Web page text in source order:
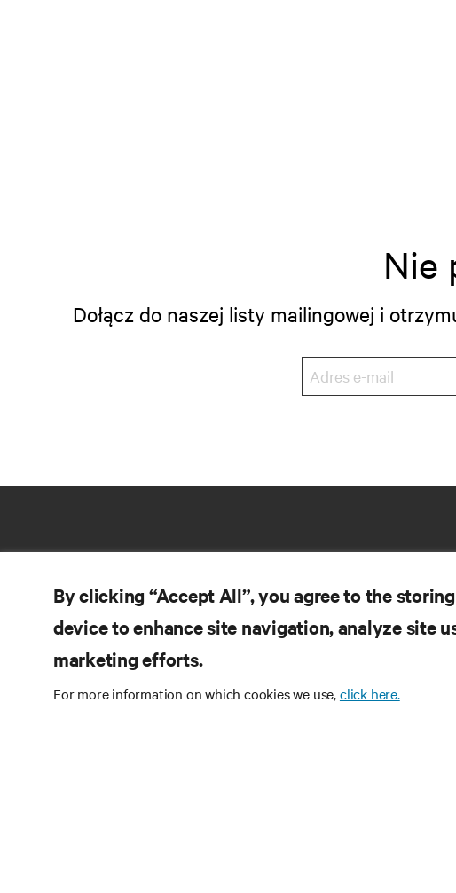
Nie
Dołącz do naszej listy mailingowej i
Dokumentacja
DOŁĄCZ DO NAS
By clicking “Accept All”, you agree to the
device to enhance site navigation, analyze site
marketing efforts.
For more information on which cookies we use,click here.